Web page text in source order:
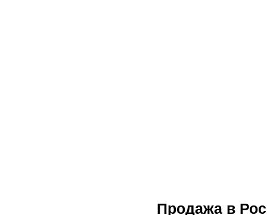
Продажа в